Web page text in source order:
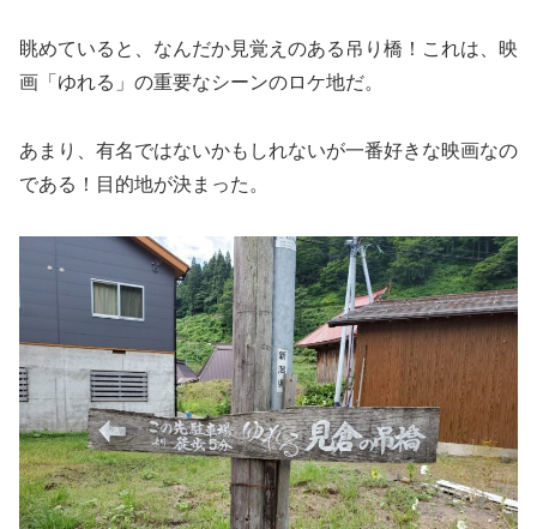
眺めていると、なんだか見覚えのある吊り橋！これは、映
画「ゆれる」の重要なシーンのロケ地だ。
あまり、有名ではないかもしれないが一番好きな映画なの
である！目的地が決まった。